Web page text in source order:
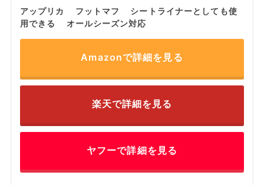
アップリカ フットマフ シートライナーとしても使
用できる オールシーズン対応
Amazonで詳細を見る
楽天で詳細を見る
ヤフーで詳細を見る